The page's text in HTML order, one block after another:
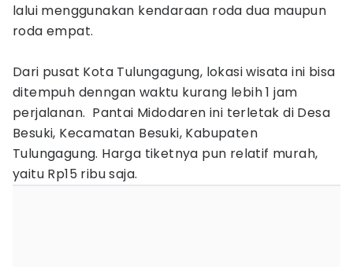
lalui menggunakan kendaraan roda dua maupun
roda empat.
Dari pusat Kota Tulungagung, lokasi wisata ini bisa
ditempuh denngan waktu kurang lebih 1 jam
perjalanan. Pantai Midodaren ini terletak di Desa
Besuki, Kecamatan Besuki, Kabupaten
Tulungagung. Harga tiketnya pun relatif murah,
yaitu Rp15 ribu saja.